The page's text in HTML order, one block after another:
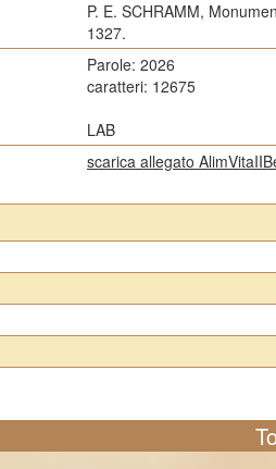
P. E. SCHRAMM,
1327.
Parole: 2026
caratteri: 12675
LAB
scarica allegato